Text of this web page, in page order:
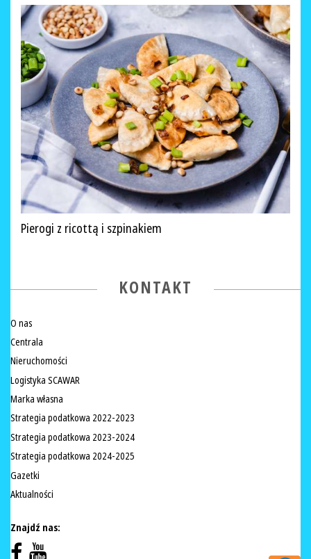
Pierogi z ricottą i szpinakiem
KONTAKT
O nas
Centrala
Nieruchomości
Logistyka SCAWAR
Marka własna
Strategia podatkowa 2022-2023
Strategia podatkowa 2023-2024
Strategia podatkowa 2024-2025
Gazetki
Aktualności
Znajdź nas: